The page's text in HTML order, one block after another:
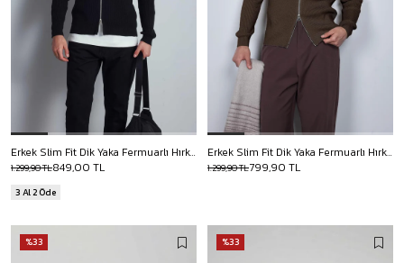
Erkek Slim Fit Dik Yaka Fermuarlı Hırka Siyah
849,00 TL
1.299,90 TL
3 Al 2 Öde
Erkek Slim Fit Dik Yaka Fermuarlı Hırka Kahverengi
799,90 TL
1.299,90 TL
%33 %33